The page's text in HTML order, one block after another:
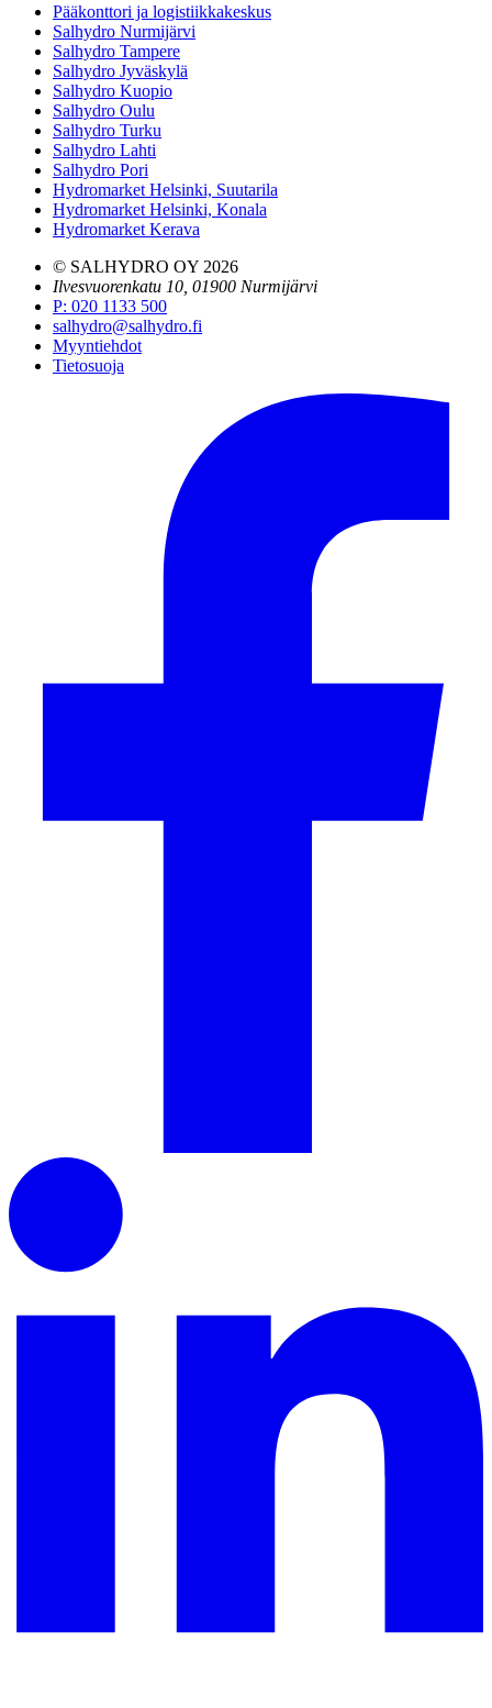
Pääkonttori ja logistiikkakeskus
Salhydro Nurmijärvi
Salhydro Tampere
Salhydro Jyväskylä
Salhydro Kuopio
Salhydro Oulu
Salhydro Turku
Salhydro Lahti
Salhydro Pori
Hydromarket Helsinki, Suutarila
Hydromarket Helsinki, Konala
Hydromarket Kerava
© SALHYDRO OY 2026
Ilvesvuorenkatu 10, 01900 Nurmijärvi
P: 020 1133 500
salhydro@salhydro.fi
Myyntiehdot
Tietosuoja